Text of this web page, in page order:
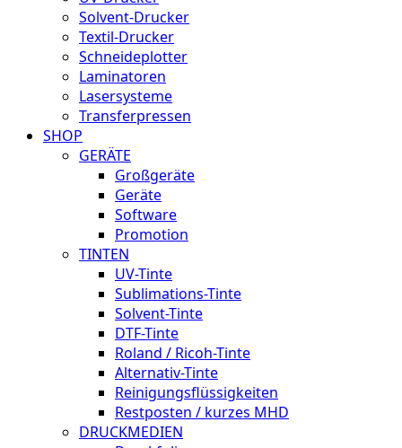
Solvent-Drucker
Textil-Drucker
Schneideplotter
Laminatoren
Lasersysteme
Transferpressen
SHOP
GERÄTE
Großgeräte
Geräte
Software
Promotion
TINTEN
UV-Tinte
Sublimations-Tinte
Solvent-Tinte
DTF-Tinte
Roland / Ricoh-Tinte
Alternativ-Tinte
Reinigungsflüssigkeiten
Restposten / kurzes MHD
DRUCKMEDIEN